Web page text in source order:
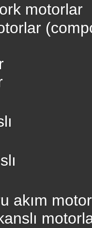
motorlar
akım